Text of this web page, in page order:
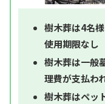
樹木葬は4名
使用期限なし
樹木葬は一般
理費が支払わ
樹木葬はペッ